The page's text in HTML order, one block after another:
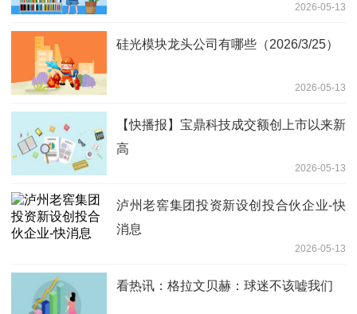
2026-05-13
硅光模块龙头公司有哪些（2026/3/25）
2026-05-13
【快播报】宝鼎科技成交额创上市以来新
高
2026-05-13
泸州老窖集团投资新设创投合伙企业-快
消息
2026-05-13
看热讯：格拉文贝赫：球迷不该嘘我们